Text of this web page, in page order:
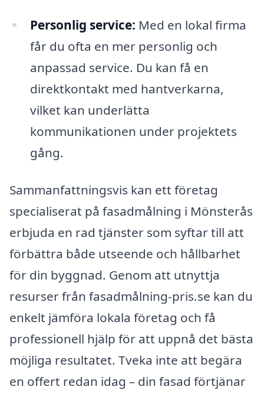
Personlig service: Med en lokal firma
får du ofta en mer personlig och
anpassad service. Du kan få en
direktkontakt med hantverkarna,
vilket kan underlätta
kommunikationen under projektets
gång.
Sammanfattningsvis kan ett företag
specialiserat på fasadmålning i Mönsterås
erbjuda en rad tjänster som syftar till att
förbättra både utseende och hållbarhet
för din byggnad. Genom att utnyttja
resurser från fasadmålning-pris.se kan du
enkelt jämföra lokala företag och få
professionell hjälp för att uppnå det bästa
möjliga resultatet. Tveka inte att begära
en offert redan idag – din fasad förtjänar